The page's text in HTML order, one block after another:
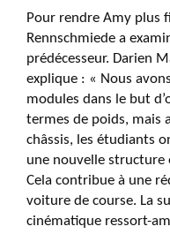
Pour rendre Amy plus
Rennschmiede a
prédécesseur. Darien
explique : « Nous
modules dans le but
termes de poids, mais
châssis, les étudiants
une nouvelle structure
Cela contribue à une
voiture de course. La
cinématique ressort-